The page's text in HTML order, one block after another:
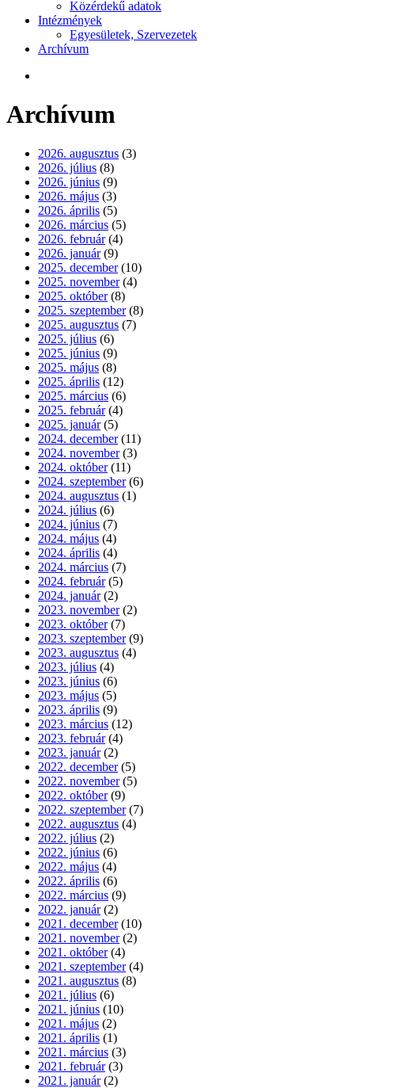
Közérdekű adatok
Intézmények
Egyesületek, Szervezetek
Archívum
Archívum
2026. augusztus (3)
2026. július (8)
2026. június (9)
2026. május (3)
2026. április (5)
2026. március (5)
2026. február(4)
2026. január(9)
2025. december(10)
2025. november(4)
2025. október(8)
2025. szeptember(8)
2025. augusztus (7)
2025. július (6)
2025. június (9)
2025. május (8)
2025. április (12)
2025. március (6)
2025. február(4)
2025. január(5)
2024. december(11)
2024. november(3)
2024. október(11)
2024. szeptember(6)
2024. augusztus (1)
2024. július (6)
2024. június (7)
2024. május (4)
2024. április (4)
2024. március (7)
2024. február(5)
2024. január(2)
2023. november(2)
2023. október(7)
2023. szeptember(9)
2023. augusztus (4)
2023. július (4)
2023. június (6)
2023. május (5)
2023. április (9)
2023. március (12)
2023. február(4)
2023. január(2)
2022. december(5)
2022. november(5)
2022. október(9)
2022. szeptember(7)
2022. augusztus (4)
2022. július (2)
2022. június (6)
2022. május (4)
2022. április (6)
2022. március (9)
2022. január(2)
2021. december(10)
2021. november(2)
2021. október(4)
2021. szeptember(4)
2021. augusztus (8)
2021. július (6)
2021. június (10)
2021. május (2)
2021. április (1)
2021. március (3)
2021. február(3)
2021. január(2)